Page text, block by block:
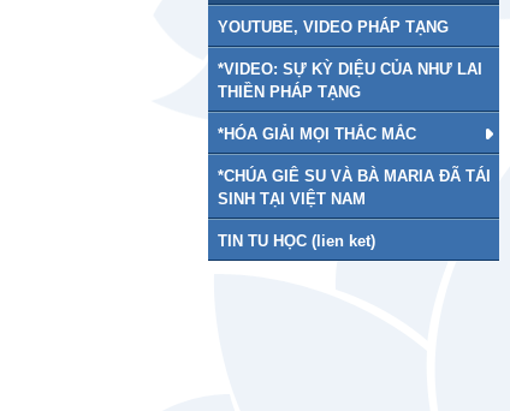
YOUTUBE, VIDEO PHÁP TẠNG
*VIDEO: SỰ KỲ DIỆU CỦA NHƯ LAI
THIỀN PHÁP TẠNG
*HÓA GIẢI MỌI THẮC MẮC
*CHÚA GIÊ SU VÀ BÀ MARIA ĐÃ TÁI
SINH TẠI VIỆT NAM
TIN TU HỌC (lien ket)